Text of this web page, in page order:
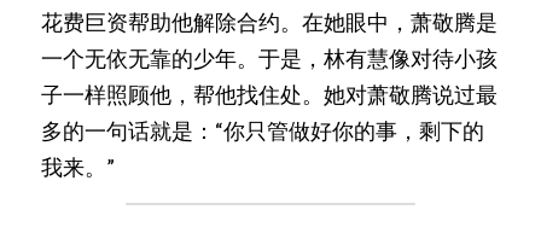
花费巨资帮助他解除合约。在她眼中，萧敬腾是
一个无依无靠的少年。于是，林有慧像对待小孩
子一样照顾他，帮他找住处。她对萧敬腾说过最
多的一句话就是：“你只管做好你的事，剩下的
我来。”